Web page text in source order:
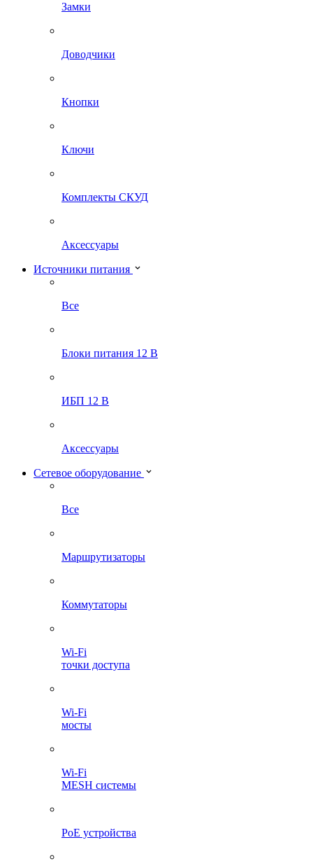
Замки
Доводчики
Кнопки
Ключи
Комплекты СКУД
Аксессуары
Источники питания
Все
Блоки питания 12 В
ИБП 12 В
Аксессуары
Сетевое оборудование
Все
Маршрутизаторы
Коммутаторы
Wi-Fi
точки доступа
Wi-Fi
мосты
Wi-Fi
MESH системы
PoE устройства